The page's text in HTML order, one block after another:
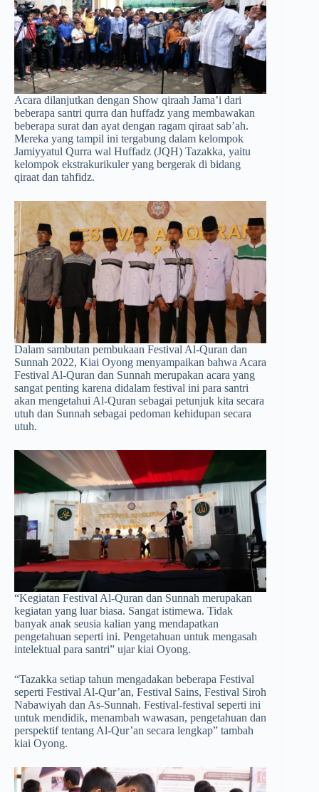
Acara dilanjutkan dengan Show qiraah Jama’i dari
beberapa santri qurra dan huffadz yang membawakan
beberapa surat dan ayat dengan ragam qiraat sab’ah.
Mereka yang tampil ini tergabung dalam kelompok
Jamiyyatul Qurra wal Huffadz (JQH) Tazakka, yaitu
kelompok ekstrakurikuler yang bergerak di bidang
qiraat dan tahfidz.
Dalam sambutan pembukaan Festival Al-Quran dan
Sunnah 2022, Kiai Oyong menyampaikan bahwa Acara
Festival Al-Quran dan Sunnah merupakan acara yang
sangat penting karena didalam festival ini para santri
akan mengetahui Al-Quran sebagai petunjuk kita secara
utuh dan Sunnah sebagai pedoman kehidupan secara
utuh.
“Kegiatan Festival Al-Quran dan Sunnah merupakan
kegiatan yang luar biasa. Sangat istimewa. Tidak
banyak anak seusia kalian yang mendapatkan
pengetahuan seperti ini. Pengetahuan untuk mengasah
intelektual para santri” ujar kiai Oyong.
“Tazakka setiap tahun mengadakan beberapa Festival
seperti Festival Al-Qur’an, Festival Sains, Festival Siroh
Nabawiyah dan As-Sunnah. Festival-festival seperti ini
untuk mendidik, menambah wawasan, pengetahuan dan
perspektif tentang Al-Qur’an secara lengkap” tambah
kiai Oyong.